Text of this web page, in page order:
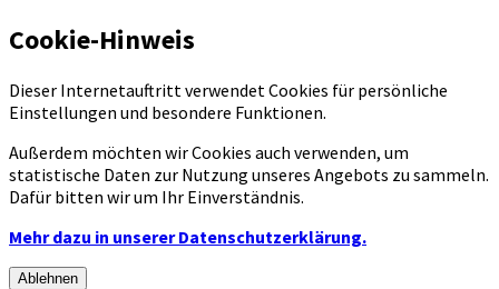
Cookie-Hinweis
Dieser Internetauftritt verwendet Cookies für persönliche
Einstellungen und besondere Funktionen.
Außerdem möchten wir Cookies auch verwenden, um
statistische Daten zur Nutzung unseres Angebots zu sammeln.
Dafür bitten wir um Ihr Einverständnis.
Mehr dazu in unserer Datenschutzerklärung.
Ablehnen